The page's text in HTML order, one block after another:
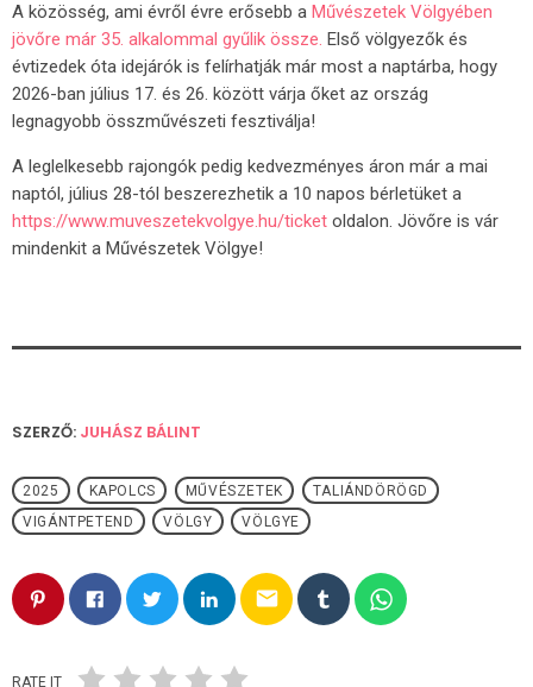
A közösség, ami évről évre erősebb a Művészetek Völgyében
jövőre már 35. alkalommal gyűlik össze. Első völgyezők és
évtizedek óta idejárók is felírhatják már most a naptárba, hogy
2026-ban július 17. és 26. között várja őket az ország
legnagyobb összművészeti fesztiválja!
A leglelkesebb rajongók pedig kedvezményes áron már a mai
naptól, július 28-tól beszerezhetik a 10 napos bérletüket a
https://www.muveszetekvolgye.hu/ticket oldalon. Jövőre is vár
mindenkit a Művészetek Völgye!
SZERZŐ: JUHÁSZ BÁLINT
2025 KAPOLCS MŰVÉSZETEK
TALIÁNDÖRÖGD
VIGÁNTPETEND
VÖLGY VÖLGYE
email
RATE IT